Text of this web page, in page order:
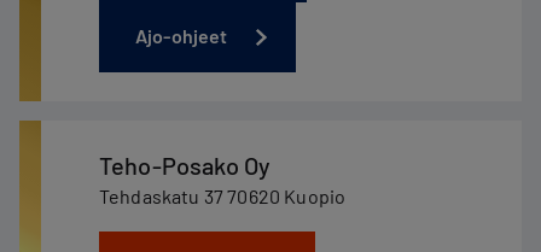
Ajo-ohjeet
Teho-Posako Oy
Tehdaskatu 37 70620 Kuopio